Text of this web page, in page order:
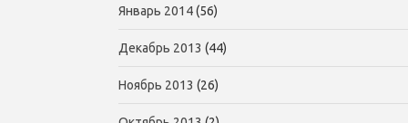
Январь 2014(56)
Декабрь 2013 (44)
Ноябрь 2013 (26)